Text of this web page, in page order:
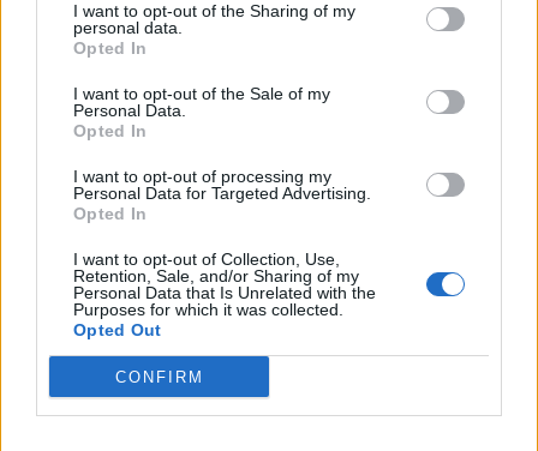
I want to opt-out of the Sharing of my
personal data.
Opted In
I want to opt-out of the Sale of my
Personal Data.
Opted In
I want to opt-out of processing my
Personal Data for Targeted Advertising.
Opted In
I want to opt-out of Collection, Use,
Retention, Sale, and/or Sharing of my
Personal Data that Is Unrelated with the
Purposes for which it was collected.
Opted Out
CONFIRM